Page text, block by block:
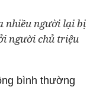
nhiều người lại bị
người chủ triệu
bình thường